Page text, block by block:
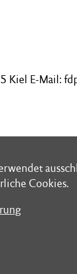
Cookies.
Cookies.
Kiel E-Mail:
7121